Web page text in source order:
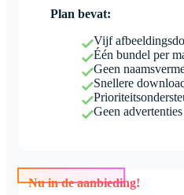
Plan bevat:
Vijf
Één bundel per
Geen
Snellere
Geen advertenties
Nu in de aanbieding!